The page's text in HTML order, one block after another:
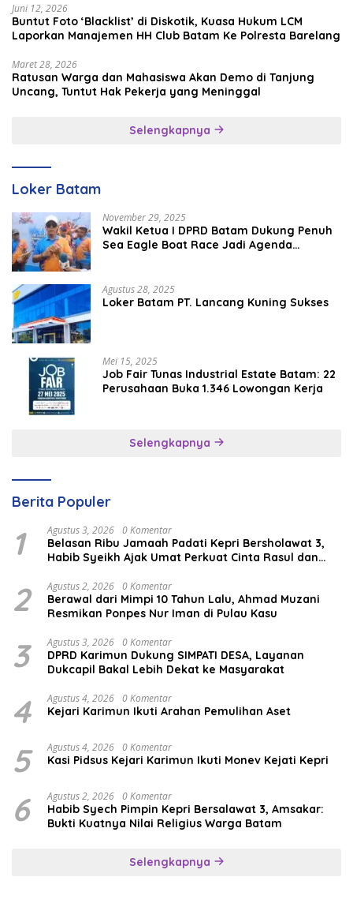
Juni 12, 2026
Buntut Foto ‘Blacklist’ di Diskotik, Kuasa Hukum LCM
Laporkan Manajemen HH Club Batam Ke Polresta Barelang
Maret 28, 2026
Ratusan Warga dan Mahasiswa Akan Demo di Tanjung
Uncang, Tuntut Hak Pekerja yang Meninggal
Selengkapnya
Loker Batam
November 29, 2025
Wakil Ketua I DPRD Batam Dukung Penuh
Sea Eagle Boat Race Jadi Agenda
Agustus 28, 2025
Loker Batam PT. Lancang Kuning Sukses
Mei 15, 2025
Job Fair Tunas Industrial Estate Batam: 22
Perusahaan Buka 1.346 Lowongan Kerja
Selengkapnya
Berita Populer
1 Agustus 3, 2026 0 Komentar
Belasan Ribu Jamaah Padati Kepri Bersholawat 3,
Habib Syeikh Ajak Umat Perkuat Cinta Rasul dan
2 Agustus 2, 2026 0 Komentar
Berawal dari Mimpi 10 Tahun Lalu, Ahmad Muzani
Resmikan Ponpes Nur Iman di Pulau Kasu
3 Agustus 3, 2026 0 Komentar
DPRD Karimun Dukung SIMPATI DESA, Layanan
Dukcapil Bakal Lebih Dekat ke Masyarakat
4 Agustus 4, 2026 0 Komentar
Kejari Karimun Ikuti Arahan Pemulihan Aset
5 Agustus 4, 2026 0 Komentar
Kasi Pidsus Kejari Karimun Ikuti Monev Kejati Kepri
6 Agustus 2, 2026 0 Komentar
Habib Syech Pimpin Kepri Bersalawat 3, Amsakar:
Bukti Kuatnya Nilai Religius Warga Batam
Selengkapnya